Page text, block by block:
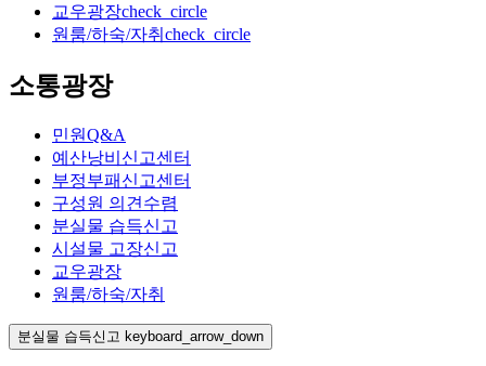
교우광장check_circle
원룸/하숙/자취 check_circle
소통광장
민원Q&A
예산낭비신고센터
부정부패신고센터
구성원 의견수렴
분실물 습득신고
시설물 고장신고
교우광장
원룸/하숙/자취
분실물 습득신고 keyboard_arrow_down